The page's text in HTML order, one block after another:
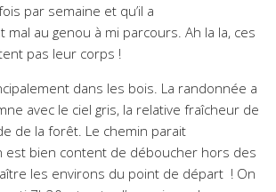
par semaine et qu’il a
au genou à mi parcours. Ah la la, ces
pas leur corps !
dans les bois. La randonnée a
avec le ciel gris, la relative fraîcheur de
de la forêt. Le chemin parait
est bien content de déboucher hors des
les environs du point de départ ! On